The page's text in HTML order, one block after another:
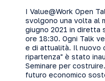
I Value@Work Open
svolgono una volta al
giugno 2021 in diretta
ore 18:30. Ogni Talk
e di attualità. Il nuovo
ripartenza" è stato
Seminare per
futuro economico